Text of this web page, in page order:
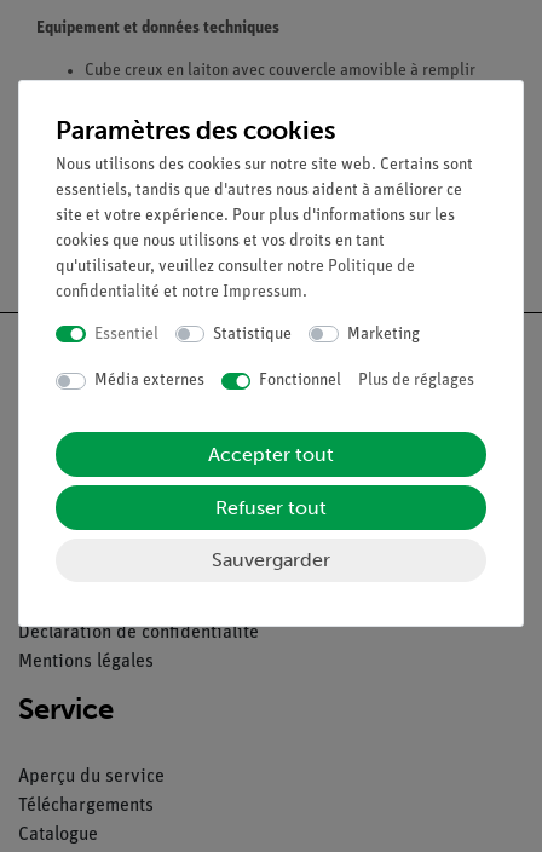
Equipement et données techniques
Cube creux en laiton avec couvercle amovible à remplir
Avec quatre surfaces latérales différentes : métal poli,
Couvercle avec deux orifices pour thermomètre et
agitateur.
Dimensions (mm) : 100 x 100 x 100.
Légal
Déclaration de confidentialité
Mentions légales
Service
Aperçu du service
Téléchargements
Catalogue
Paramètres des cookies
Nous utilisons des cookies sur notre site web. Certains sont
essentiels, tandis que d'autres nous aident à améliorer ce
site et votre expérience. Pour plus d'informations sur les
cookies que nous utilisons et vos droits en tant
qu'utilisateur, veuillez consulter notre Politique de
confidentialité et notre Impressum.
Essentiel Statistique Marketing
Média externes Fonctionnel Plus de réglages
Accepter tout
Refuser tout
Sauvergarder